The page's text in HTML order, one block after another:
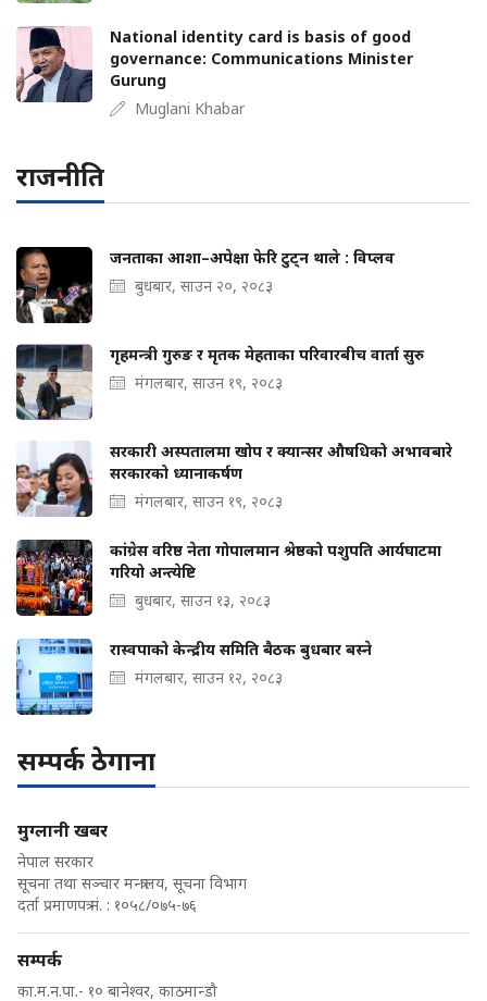
National identity card is basis of good
governance: Communications Minister
Gurung
Muglani Khabar
राजनीति
जनताका आशा–अपेक्षा फेरि टुट्न थाले : विप्लव
बुधबार, साउन २०, २०८३
गृहमन्त्री गुरुङ र मृतक मेहताका परिवारबीच वार्ता सुरु
मंगलबार, साउन १९, २०८३
सरकारी अस्पतालमा खोप र क्यान्सर औषधिको अभावबारे
सरकारको ध्यानाकर्षण
मंगलबार, साउन १९, २०८३
कांग्रेस वरिष्ठ नेता गोपालमान श्रेष्ठको पशुपति आर्यघाटमा
गरियो अन्त्येष्टि
बुधबार, साउन १३, २०८३
रास्वपाको केन्द्रीय समिति बैठक बुधबार बस्ने
मंगलबार, साउन १२, २०८३
सम्पर्क ठेगाना
मुग्लानी खबर
नेपाल सरकार
सूचना तथा सञ्चार मन्त्रालय, सूचना विभाग
दर्ता प्रमाणपत्र नं. : १०५८/०७५-७६
सम्पर्क
का.म.न.पा.- १० बानेश्वर, काठमान्डौ